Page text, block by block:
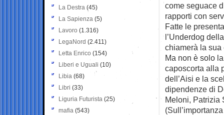
come seguace
rapporti con
Fatte le
l’Underdog
chiamerà la sua
Ma non è solo
caposcorta alla
dell’Aisi e la
dipendenze di
Meloni, Patrizia
La Destra (45)
La Sapienza (5)
Lavoro (1.316)
LegaNord (2.411)
Letta Enrico (154)
Liberi e Uguali (10)
Libia (68)
Libri (33)
Liguria Futurista (25)
mafia (543)